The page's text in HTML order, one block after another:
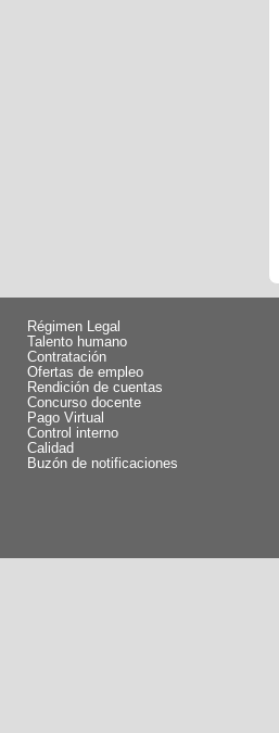
Régimen Legal
Talento humano
Contratación
Ofertas de empleo
Rendición de cuentas
Concurso docente
Pago Virtual
Control interno
Calidad
Buzón de notificaciones